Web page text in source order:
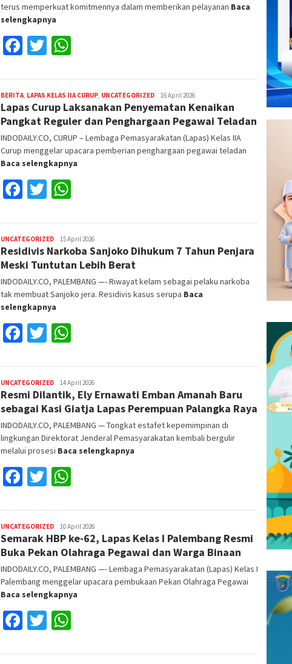
terus memperkuat komitmennya dalam memberikan pelayanan Baca
selengkapnya
Facebook
Twitter
BERITA, LAPAS KELAS IIA CURUP, UNCATEGORIZED Reza
Fajri
16 April 2026
Lapas Curup Laksanakan Penyematan Kenaikan
Pangkat Reguler dan Penghargaan Pegawai Teladan
INDODAILY.CO, CURUP – Lembaga Pemasyarakatan (Lapas) Kelas IIA
Curup menggelar upacara pemberian penghargaan pegawai teladan
Baca selengkapnya
Facebook
Twitter
UNCATEGORIZED Reza
Fajri
15 April 2026
Residivis Narkoba Sanjoko Dihukum 7 Tahun Penjara
Meski Tuntutan Lebih Berat
INDODAILY.CO, PALEMBANG —- Riwayat kelam sebagai pelaku narkoba
tak membuat Sanjoko jera. Residivis kasus serupa Baca
selengkapnya
Facebook
Twitter
UNCATEGORIZED Reza
Fajri
14 April 2026
Resmi Dilantik, Ely Ernawati Emban Amanah Baru
sebagai Kasi Giatja Lapas Perempuan Palangka Raya
INDODAILY.CO, PALEMBANG — Tongkat estafet kepemimpinan di
lingkungan Direktorat Jenderal Pemasyarakatan kembali bergulir
melalui prosesi Baca selengkapnya
Facebook
Twitter
UNCATEGORIZED Reza
Fajri
10 April 2026
Semarak HBP ke-62, Lapas Kelas I Palembang Resmi
Buka Pekan Olahraga Pegawai dan Warga Binaan
INDODAILY.CO, PALEMBANG —- Lembaga Pemasyarakatan (Lapas) Kelas I
Palembang menggelar upacara pembukaan Pekan Olahraga Pegawai
Baca selengkapnya
Facebook
Twitter